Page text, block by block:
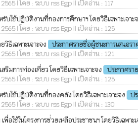
| โดย : ระบบ rss Egp || เปิดอ่าน : 117
บใช้ปฏิบัติงานที่กองการศึกษาฯ โดยวิธีเฉพาะเจาะ
| โดย : ระบบ rss Egp || เปิดอ่าน : 125
ธีเฉพาะเจาะจง
ประกาศรายชื่อผู้ชนะการเสนอรา
| โดย : ระบบ rss Egp || เปิดอ่าน : 121
มการท่องเที่ยว โดยวิธีเฉพาะเจาะจง
ประกาศรา
| โดย : ระบบ rss Egp || เปิดอ่าน : 125
บใช้ปฏิบัติงานที่กองคลัง โดยวิธีเฉพาะเจาะจง
ป
| โดย : ระบบ rss Egp || เปิดอ่าน : 130
อใช้ในโครงการช่่วยเหลือประชาชนฯ โดยวิธีเฉพาะ